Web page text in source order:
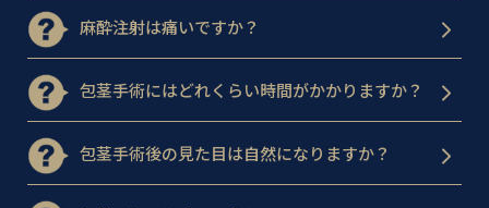
麻酔注射は痛いですか？
包茎手術にはどれくらい時間がかかりますか？
包茎手術後の見た目は自然になりますか？